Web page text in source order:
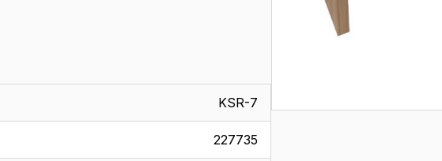
KSR-7
227735